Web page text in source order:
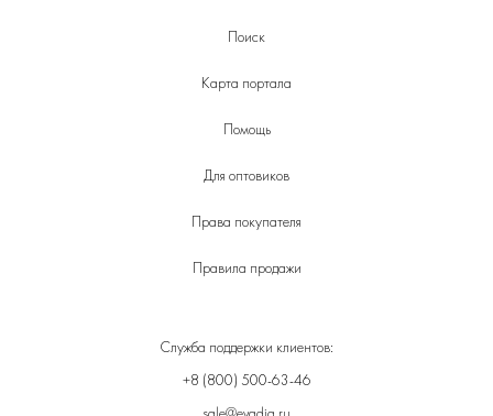
Поиск
Карта портала
Помощь
Для оптовиков
Права покупателя
Правила продажи
Служба поддержки клиентов:
+8 (800) 500-63-46